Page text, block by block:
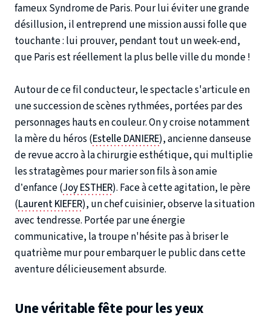
fameux Syndrome de Paris. Pour lui éviter une grande
désillusion, il entreprend une mission aussi folle que
touchante : lui prouver, pendant tout un week-end,
que Paris est réellement la plus belle ville du monde !
Autour de ce fil conducteur, le spectacle s'articule en
une succession de scènes rythmées, portées par des
personnages hauts en couleur. On y croise notamment
la mère du héros (Estelle DANIERE), ancienne danseuse
de revue accro à la chirurgie esthétique, qui multiplie
les stratagèmes pour marier son fils à son amie
d’enfance (Joy ESTHER). Face à cette agitation, le père
(Laurent KIEFER), un chef cuisinier, observe la situation
avec tendresse. Portée par une énergie
communicative, la troupe n'hésite pas à briser le
quatrième mur pour embarquer le public dans cette
aventure délicieusement absurde.
Une véritable fête pour les yeux